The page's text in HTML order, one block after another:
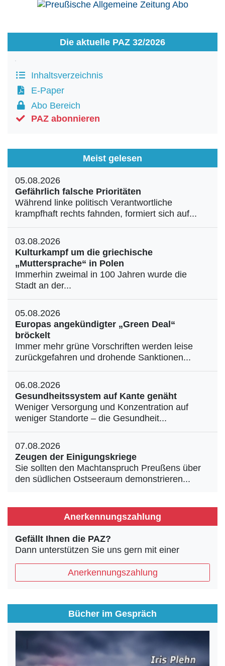
Die aktuelle PAZ 32/2026
Inhaltsverzeichnis
E-Paper
Abo Bereich
PAZ abonnieren
Meist gelesen
05.08.2026
Gefährlich falsche Prioritäten
Während linke politisch Verantwortliche
krampfhaft rechts fahnden, formiert sich auf...
03.08.2026
Kulturkampf um die griechische
„Muttersprache“ in Polen
Immerhin zweimal in 100 Jahren wurde die
Stadt an der...
05.08.2026
Europas angekündigter „Green Deal“
bröckelt
Immer mehr grüne Vorschriften werden leise
zurückgefahren und drohende Sanktionen...
06.08.2026
Gesundheitssystem auf Kante genäht
Weniger Versorgung und Konzentration auf
weniger Standorte – die Gesundheit...
07.08.2026
Zeugen der Einigungskriege
Sie sollten den Machtanspruch Preußens über
den südlichen Ostseeraum demonstrieren...
Anerkennungszahlung
Gefällt Ihnen die PAZ?
Dann unterstützen Sie uns gern mit einer
Anerkennungszahlung
Bücher im Gespräch